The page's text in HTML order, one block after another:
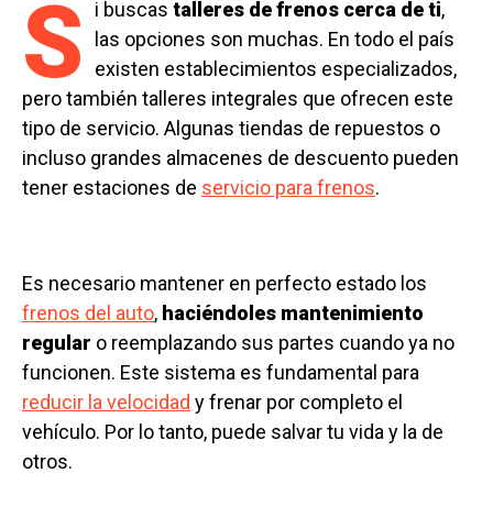
S i buscas talleres de frenos cerca de ti,
las opciones son muchas. En todo el país
existen establecimientos especializados,
pero también talleres integrales que ofrecen este
tipo de servicio. Algunas tiendas de repuestos o
incluso grandes almacenes de descuento pueden
tener estaciones de servicio para frenos.
Es necesario mantener en perfecto estado los
frenos del auto, haciéndoles mantenimiento
regular o reemplazando sus partes cuando ya no
funcionen. Este sistema es fundamental para
reducir la velocidad y frenar por completo el
vehículo. Por lo tanto, puede salvar tu vida y la de
otros.